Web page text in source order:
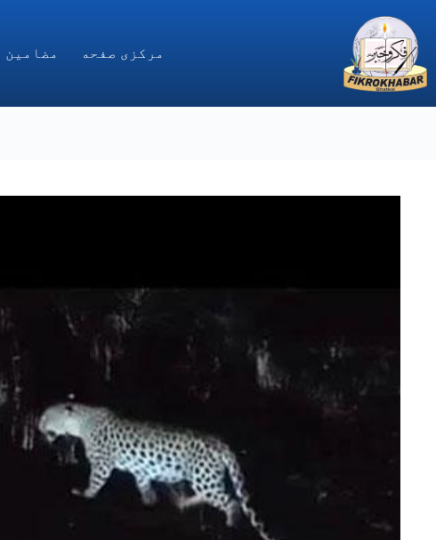
content
مركزى صفحه
مضامین